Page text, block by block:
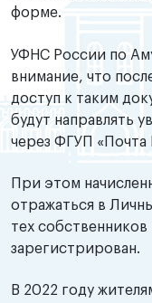
форме.
УФНС России по
внимание, что
доступ к таким
будут направлять
через ФГУП «Почта
При этом
отражаться в
тех
зарегистрирован.
В 2022 году